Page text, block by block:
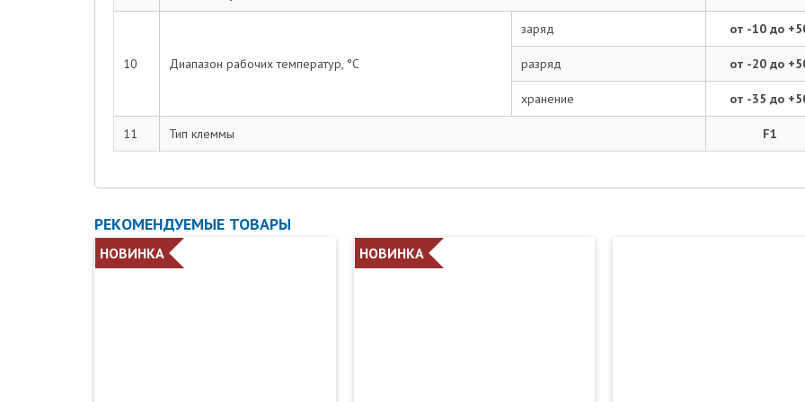
10 Диапазон рабочих температур, °С
заряд от -10 до
разряд от -20 до
хранение от -35 до
11 Тип клеммы F1
РЕКОМЕНДУЕМЫЕ ТОВАРЫ
НОВИНКА НОВИНКА